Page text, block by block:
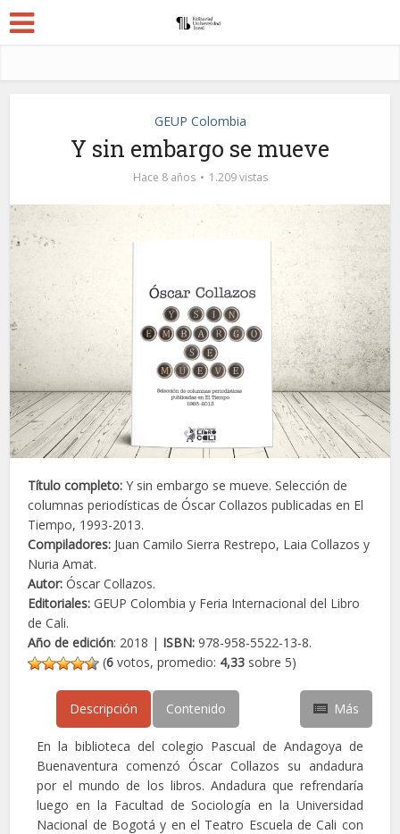
GEUP Colombia
Y sin embargo se mueve
Hace 8 años 1.209 vistas
Título completo: Y sin embargo se mueve. Selección de
columnas periodísticas de Óscar Collazos publicadas en El
Tiempo, 1993-2013.
Compiladores: Juan Camilo Sierra Restrepo, Laia Collazos y
Nuria Amat.
Autor: Óscar Collazos.
Editoriales: GEUP Colombia y Feria Internacional del Libro
de Cali.
Año de edición: 2018 | ISBN: 978-958-5522-13-8.
(6 votos, promedio: 4,33 sobre 5)
Más
Descripción Contenido
En la biblioteca del colegio Pascual de Andagoya de
Buenaventura comenzó Óscar Collazos su andadura
por el mundo de los libros. Andadura que refrendaría
luego en la Facultad de Sociología en la Universidad
Nacional de Bogotá y en el Teatro Escuela de Cali con